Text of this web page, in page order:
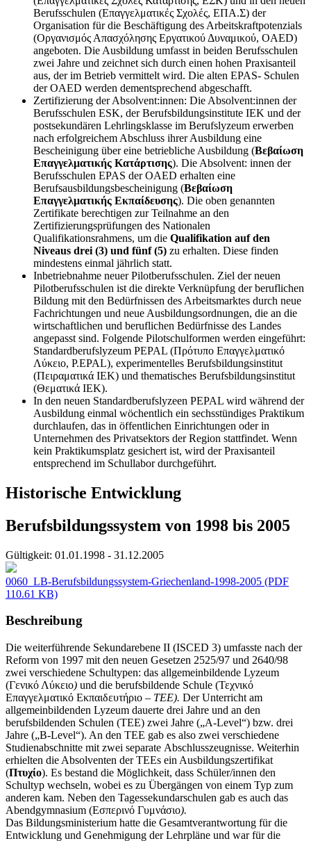
Berufsschulen (Επαγγελματικές Σχολές, ΕΠΑ.Σ) der
Organisation für die Beschäftigung des Arbeitskraftpotenzials
(Οργανισμός Απασχόλησης Εργατικού Δυναμικού, OAED)
angeboten. Die Ausbildung umfasst in beiden Berufsschulen
zwei Jahre und zeichnet sich durch einen hohen Praxisanteil
aus, der im Betrieb vermittelt wird. Die alten EPAS- Schulen
der OAED werden dementsprechend abgeschafft.
Zertifizierung der Absolvent:innen: Die Absolvent:innen der
Berufsschulen ESK, der Berufsbildungsinstitute IEK und der
postsekundären Lehrlingsklasse im Berufslyzeum erwerben
nach erfolgreichem Abschluss ihrer Ausbildung eine
Bescheinigung über eine betriebliche Ausbildung (Βεβαίωση
Επαγγελματικής Κατάρτισης). Die Absolvent: innen der
Berufsschulen EPAS der OAED erhalten eine
Berufsausbildungsbescheinigung (Βεβαίωση
Επαγγελματικής Εκπαίδευσης). Die oben genannten
Zertifikate berechtigen zur Teilnahme an den
Zertifizierungsprüfungen des Nationalen
Qualifikationsrahmens, um die Qualifikation auf den
Niveaus drei (3) und fünf (5) zu erhalten. Diese finden
mindestens einmal jährlich statt.
Inbetriebnahme neuer Pilotberufsschulen. Ziel der neuen
Pilotberufsschulen ist die direkte Verknüpfung der beruflichen
Bildung mit den Bedürfnissen des Arbeitsmarktes durch neue
Fachrichtungen und neue Ausbildungsordnungen, die an die
wirtschaftlichen und beruflichen Bedürfnisse des Landes
angepasst sind. Folgende Pilotschulformen werden eingeführt:
Standardberufslyzeum PEPAL (Πρότυπο Επαγγελματικό
Λύκειο, P.EPAL), experimentelles Berufsbildungsinstitut
(Πειραματικά ΙΕΚ) und thematisches Berufsbildungsinstitut
(Θεματικά ΙΕΚ).
In den neuen Standardberufslyzeen PEPAL wird während der
Ausbildung einmal wöchentlich ein sechsstündiges Praktikum
durchlaufen, das in öffentlichen Einrichtungen oder in
Unternehmen des Privatsektors der Region stattfindet. Wenn
kein Praktikumsplatz gesichert ist, wird der Praxisanteil
entsprechend im Schullabor durchgeführt.
Historische Entwicklung
Berufsbildungssystem von 1998 bis 2005
Gültigkeit: 01.01.1998 - 31.12.2005
0060_LB-Berufsbildungssystem-Griechenland-1998-2005 (PDF
110.61 KB)
Beschreibung
Die weiterführende Sekundarebene II (ISCED 3) umfasste nach der
Reform von 1997 mit den neuen Gesetzen 2525/97 und 2640/98
zwei verschiedene Schultypen: das allgemeinbildende Lyzeum
(Γενικό Λύκειο) und die berufsbildende Schule (Τεχνικό
Επαγγελματικό Εκπαιδευτήριο – TEE). Der Unterricht am
allgemeinbildenden Lyzeum dauerte drei Jahre und an den
berufsbildenden Schulen (TEE) zwei Jahre („A-Level“) bzw. drei
Jahre („B-Level“). An den TEE gab es also zwei verschiedene
Studienabschnitte mit zwei separate Abschlusszeugnisse. Weiterhin
erhielten die Absolventen der TEEs ein Ausbildungszertifikat
(Πτυχίο). Es bestand die Möglichkeit, dass Schüler/innen den
Schultyp wechseln, wobei es zu Übergängen von einem Typ zum
anderen kam. Neben den Tagessekundarschulen gab es auch das
Abendgymnasium (Εσπερινό Γυμνάσιο).
Das Bildungsministerium hatte die Gesamtverantwortung für die
Entwicklung und Genehmigung der Lehrpläne und war für die